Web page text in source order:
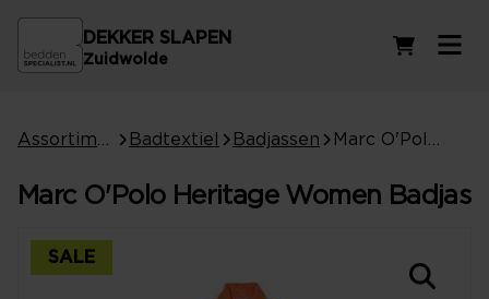
DEKKER SLAPEN
Zuidwolde
Badtextiel Badjassen
Marc O'Polo Heritage Women Badjas
SALE